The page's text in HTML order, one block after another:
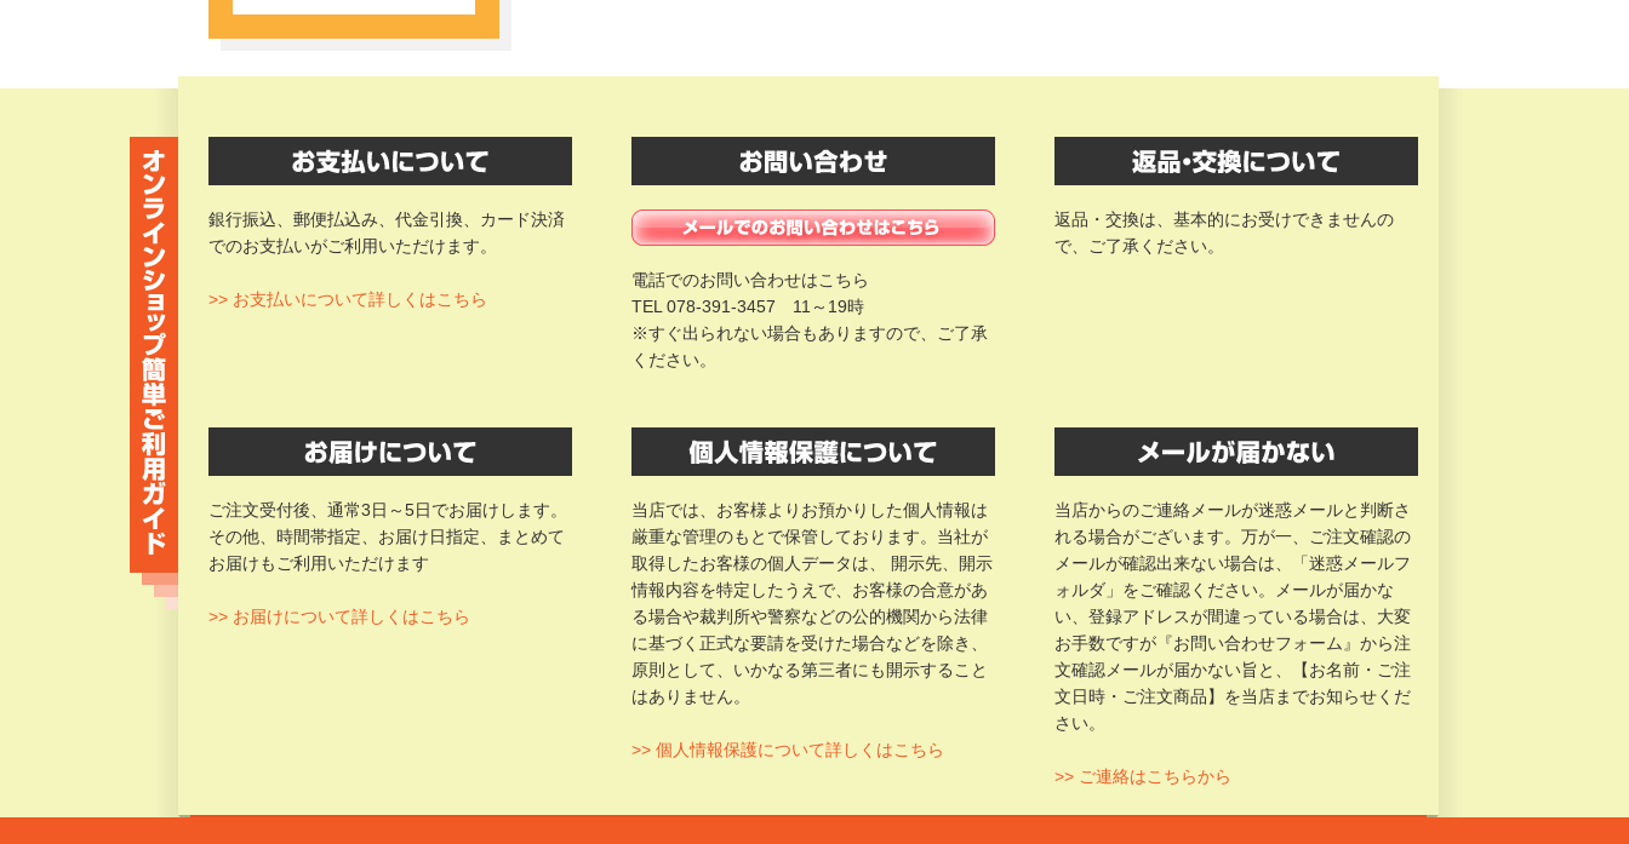
銀行振込、郵便払込み、代金引換、カード決済
でのお支払いがご利用いただけます。
>> お支払いについて詳しくはこちら
電話でのお問い合わせはこちら
TEL 078-391-3457 11～19時
※すぐ出られない場合もありますので、ご了承
ください。
返品・交換は、基本的にお受けできませんの
で、ご了承ください。
ご注文受付後、通常3日～5日でお届けします。
その他、時間帯指定、お届け日指定、まとめて
お届けもご利用いただけます
>> お届けについて詳しくはこちら
当店では、お客様よりお預かりした個人情報は
厳重な管理のもとで保管しております。当社が
取得したお客様の個人データは、 開示先、開示
情報内容を特定したうえで、お客様の合意があ
る場合や裁判所や警察などの公的機関から法律
に基づく正式な要請を受けた場合などを除き、
原則として、いかなる第三者にも開示すること
はありません。
>> 個人情報保護について詳しくはこちら
当店からのご連絡メールが迷惑メールと判断さ
れる場合がございます。万が一、ご注文確認の
メールが確認出来ない場合は、「迷惑メールフ
ォルダ」をご確認ください。メールが届かな
い、登録アドレスが間違っている場合は、大変
お手数ですが『お問い合わせフォーム』から注
文確認メールが届かない旨と、【お名前・ご注
文日時・ご注文商品】を当店までお知らせくだ
さい。
>> ご連絡はこちらから